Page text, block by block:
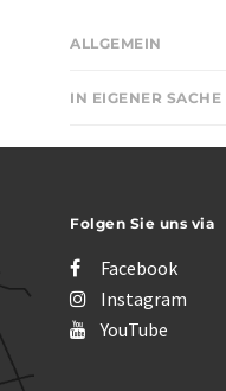
ALLGEMEIN
IN EIGENER SACHE
Folgen Sie uns via
Facebook
Instagram
YouTube